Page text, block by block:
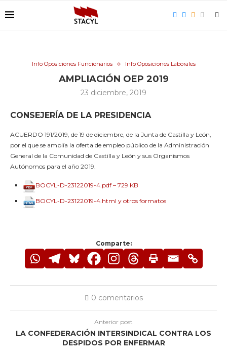
Info Oposiciones Funcionarios Info Oposiciones Laborales
AMPLIACIÓN OEP 2019
23 diciembre, 2019
CONSEJERÍA DE LA PRESIDENCIA
ACUERDO 191/2019, de 19 de diciembre, de la Junta de Castilla y León,
por el que se amplía la oferta de empleo público de la Administración
General de la Comunidad de Castilla y León y sus Organismos
Autónomos para el año 2019.
BOCYL-D-23122019-4.pdf – 729 KB
BOCYL-D-23122019-4.html y otros formatos
Comparte:
0 comentarios
Anterior post
LA CONFEDERACIÓN INTERSINDICAL CONTRA LOS
DESPIDOS POR ENFERMAR